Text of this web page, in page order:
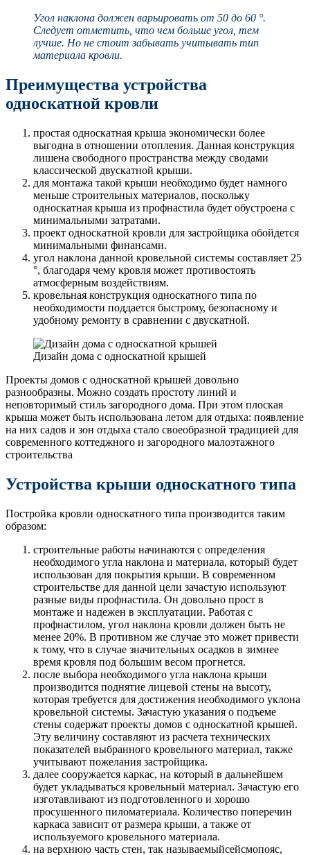
Угол наклона должен варьировать от 50 до 60 °.
Следует отметить, что чем больше угол, тем
лучше. Но не стоит забывать учитывать тип
материала кровли.
Преимущества устройства
односкатной кровли
простая односкатная крыша экономически более
выгодна в отношении отопления. Данная конструкция
лишена свободного пространства между сводами
классической двускатной крыши.
для монтажа такой крыши необходимо будет намного
меньше строительных материалов, поскольку
односкатная крыша из профнастила будет обустроена с
минимальными затратами.
проект односкатной кровли для застройщика обойдется
минимальными финансами.
угол наклона данной кровельной системы составляет 25
°, благодаря чему кровля может противостоять
атмосферным воздействиям.
кровельная конструкция односкатного типа по
необходимости поддается быстрому, безопасному и
удобному ремонту в сравнении с двускатной.
Дизайн дома с односкатной крышей
Проекты домов с односкатной крышей довольно
разнообразны. Можно создать простоту линий и
неповторимый стиль загородного дома. При этом плоская
крыша может быть использована летом для отдыха: появление
на них садов и зон отдыха стало своеобразной традицией для
современного коттеджного и загородного малоэтажного
строительства
Устройства крыши односкатного типа
Постройка кровли односкатного типа производится таким
образом:
строительные работы начинаются с определения
необходимого угла наклона и материала, который будет
использован для покрытия крыши. В современном
строительстве для данной цели зачастую используют
разные виды профнастила. Он довольно прост в
монтаже и надежен в эксплуатации. Работая с
профнастилом, угол наклона кровли должен быть не
менее 20%. В противном же случае это может привести
к тому, что в случае значительных осадков в зимнее
время кровля под большим весом прогнется.
после выбора необходимого угла наклона крыши
производится поднятие лицевой стены на высоту,
которая требуется для достижения необходимого уклона
кровельной системы. Зачастую указания о подъеме
стены содержат проекты домов с односкатной крышей.
Эту величину составляют из расчета технических
показателей выбранного кровельного материал, также
учитывают пожелания застройщика.
далее сооружается каркас, на который в дальнейшем
будет укладываться кровельный материал. Зачастую его
изготавливают из подготовленного и хорошо
просушенного пиломатериала. Количество поперечин
каркаса зависит от размера крыши, а также от
используемого кровельного материала.
на верхнюю часть стен, так называемыйсейсмопояс,